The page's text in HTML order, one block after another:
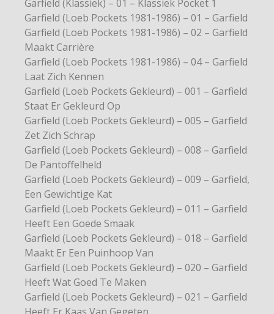
Garfield (Klassiek) – 01 – Klassiek Pocket 1
Garfield (Loeb Pockets 1981-1986) – 01 – Garfield
Garfield (Loeb Pockets 1981-1986) – 02 – Garfield
Maakt Carrière
Garfield (Loeb Pockets 1981-1986) – 04 – Garfield
Laat Zich Kennen
Garfield (Loeb Pockets Gekleurd) – 001 – Garfield
Staat Er Gekleurd Op
Garfield (Loeb Pockets Gekleurd) – 005 – Garfield
Zet Zich Schrap
Garfield (Loeb Pockets Gekleurd) – 008 – Garfield
De Pantoffelheld
Garfield (Loeb Pockets Gekleurd) – 009 – Garfield,
Een Gewichtige Kat
Garfield (Loeb Pockets Gekleurd) – 011 – Garfield
Heeft Een Goede Smaak
Garfield (Loeb Pockets Gekleurd) – 018 – Garfield
Maakt Er Een Puinhoop Van
Garfield (Loeb Pockets Gekleurd) – 020 – Garfield
Heeft Wat Goed Te Maken
Garfield (Loeb Pockets Gekleurd) – 021 – Garfield